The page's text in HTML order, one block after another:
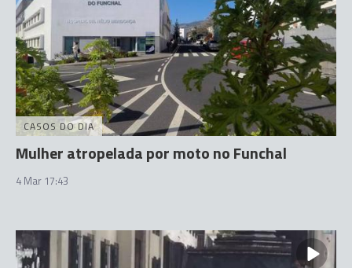
CASOS DO DIA
Mulher atropelada por moto no Funchal
4 Mar 17:43